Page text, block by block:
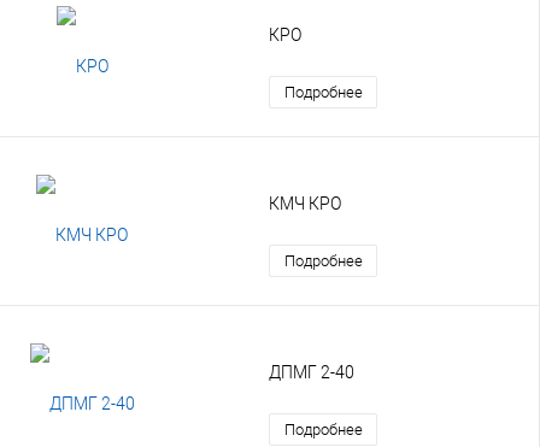
КРО
Подробнее
КМЧ КРО
Подробнее
ДПМГ 2-40
Подробнее